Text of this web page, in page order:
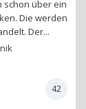
schon über ein
Die werden
Der...
42